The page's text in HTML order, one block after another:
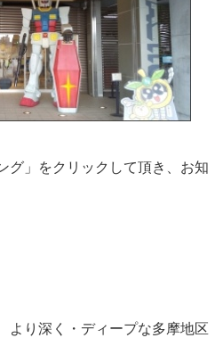
グ」をクリックして頂き、お知
より深く・ディープな多摩地区